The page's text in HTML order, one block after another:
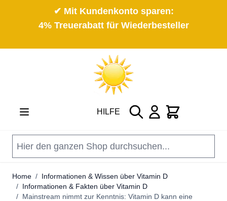
✔ Mit Kundenkonto sparen:
4% Treuerabatt für Wiederbesteller
HILFE Suche Cart
Home / Informationen & Wissen über Vitamin D
/ Informationen & Fakten über Vitamin D
/ Mainstream nimmt zur Kenntnis: Vitamin D kann eine